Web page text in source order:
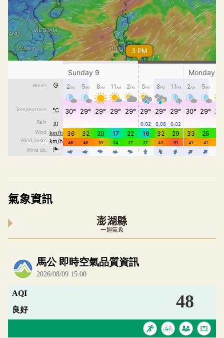
氣象資訊
澎湖縣
一週氣象
內嵌空氣品質小工具為視覺預覽，完整即時空